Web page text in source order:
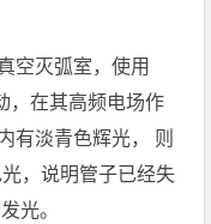
空灭弧室，使用
，在其高频电场作
有淡青色辉光， 则
，说明管子已经失
光。